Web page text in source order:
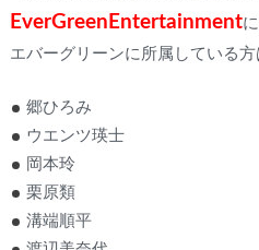
EverGreenEntertainment
エバーグリーンに所属している方
郷ひろみ
ウエンツ瑛士
岡本玲
栗原類
溝端順平